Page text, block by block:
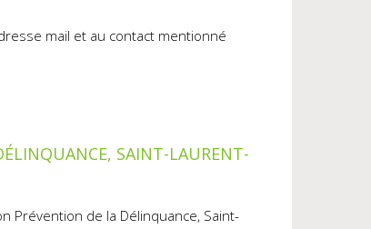
mail et au contact mentionné
SAINT-LAURENT-
Prévention de la Délinquance, Saint-